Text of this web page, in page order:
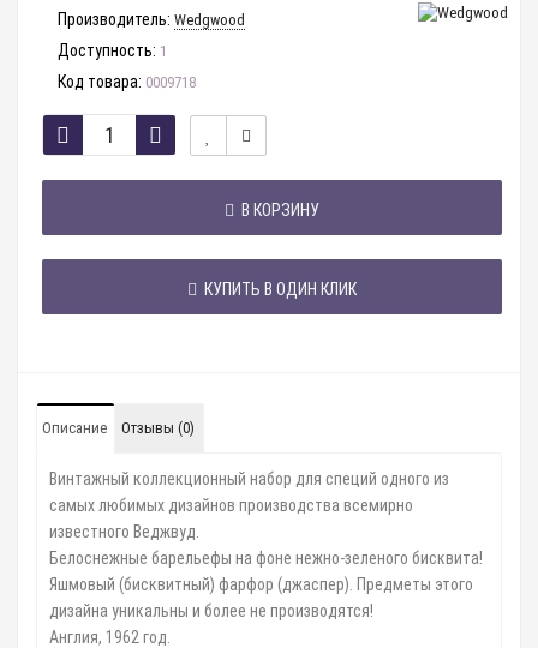
Производитель: Wedgwood
Доступность: 1
Код товара: 0009718
В КОРЗИНУ
КУПИТЬ В ОДИН КЛИК
Описание Отзывы (0)
Винтажный коллекционный набор для специй одного из
самых любимых дизайнов производства всемирно
известного Веджвуд.
Белоснежные барельефы на фоне нежно-зеленого бисквита!
Яшмовый (бисквитный) фарфор (джаспер). Предметы этого
дизайна уникальны и более не производятся!
Англия, 1962 год.